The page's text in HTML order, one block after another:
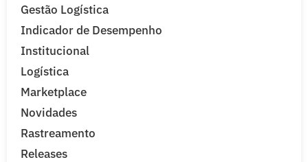
Gestão Logística
Indicador de Desempenho
Institucional
Logística
Marketplace
Novidades
Rastreamento
Releases